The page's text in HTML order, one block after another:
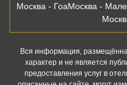
Москва - ГоаМосква - Мале
Вся информация,
характер и не является
предоставления услуг в